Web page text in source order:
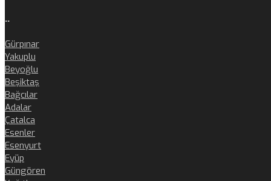
..
Gürpınar
Yakuplu
Beyoğlu
Beşiktaş
Bağcılar
Adalar
Çatalca
Esenler
Esenyurt
Eyüp
Güngören